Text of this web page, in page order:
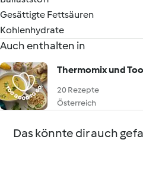
Gesättigte Fettsäuren
Kohlenhydrate
Auch enthalten in
Thermomix und
20 Rezepte
Österreich
Das könnte dir auch